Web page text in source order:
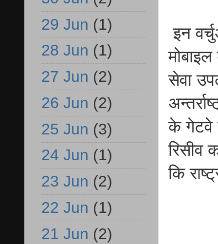
इन
सेवा
के गेटवे
रिसीव
कि
29 Jun (1)
28 Jun (1)
27 Jun (2)
26 Jun (2)
25 Jun (3)
24 Jun (1)
23 Jun (2)
22 Jun (1)
21 Jun (2)